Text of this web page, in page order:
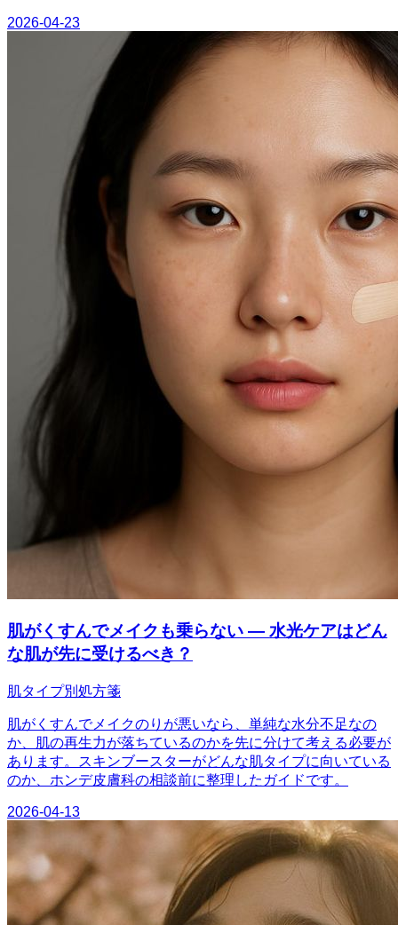
2026-04-23
肌がくすんでメイクも乗らない — 水光ケアはどん
な肌が先に受けるべき？
肌タイプ別処方箋
肌がくすんでメイクのりが悪いなら、単純な水分不足なの
か、肌の再生力が落ちているのかを先に分けて考える必要が
あります。スキンブースターがどんな肌タイプに向いている
のか、ホンデ皮膚科の相談前に整理したガイドです。
2026-04-13